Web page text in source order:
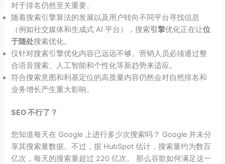
对于排名仍然至关重要。
随着搜索引擎算法的发展以及用户转向不同平台寻找信息
（例如社交媒体和生成式 AI 平台），搜索引擎优化正在让位
于随处搜索优化。
仅针对搜索引擎优化内容已远远不够。营销人员必须通过整
合语音搜索、人工智能和个性化等新趋势来适应。
符合搜索意图和利基定位的高质量内容仍然会对自然排名和
业务增长产生重大影响。
SEO 不行了？
您知道每天在 Google 上进行多少次搜索吗？ Google 并未分
享其搜索量数据。不过，据 HubSpot 估计，搜索量约为数百
亿次，每天的搜索量超过 220 亿次。 那么谷歌如何满足这一